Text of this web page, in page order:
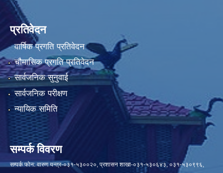
प्रतिवेदन
वार्षिक प्रगति प्रतिवेदन
चौमासिक प्रगति प्रतिवेदन
सार्वजनिक सुनुवाई
सार्वजनिक परीक्षण
न्यायिक समिति
सम्पर्क विवरण
सम्पर्क फोन: वारुण यन्त्र-०३१-५३००२०, प्रशासन शाखा-०३१-५३०६४३, ०३१-५३०९९६,